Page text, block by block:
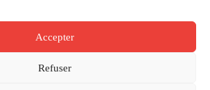
Accepter
Refuser